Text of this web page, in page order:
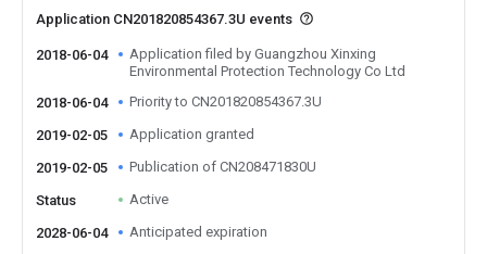
Application CN201820854367.3U events
2018-06-04
Application filed by Guangzhou Xinxing
Environmental Protection Technology Co Ltd
2018-06-04
Priority to CN201820854367.3U
2019-02-05 Application granted
2019-02-05 Publication of CN208471830U
Status Active
2028-06-04 Anticipated expiration